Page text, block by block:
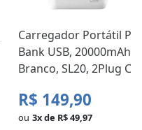
Carregador Portátil
Bank USB, 20000mAh,
Branco, SL20, 2Plug CX
R$ 149,90
ou 3x de R$ 49,97